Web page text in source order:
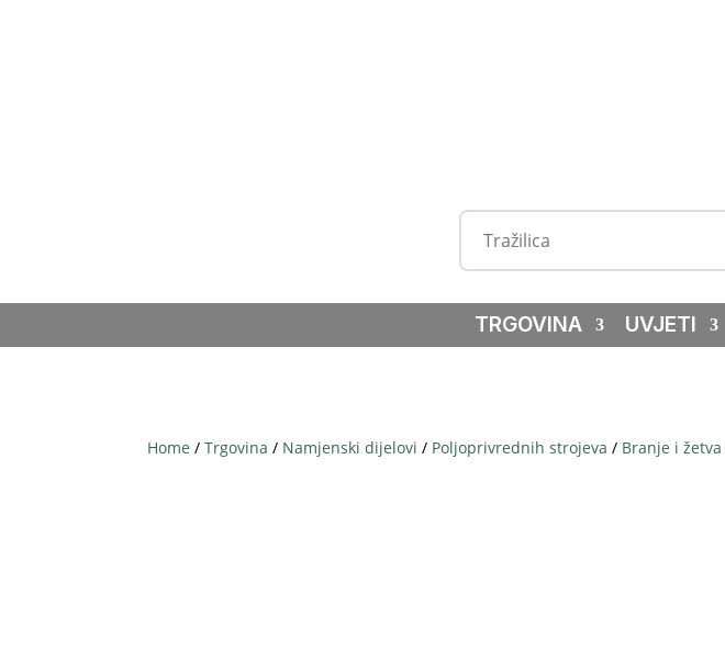
TRGOVINA UVJETI
Home /Trgovina / Namjenski dijelovi / Poljoprivrednih strojeva / Branje i žetva